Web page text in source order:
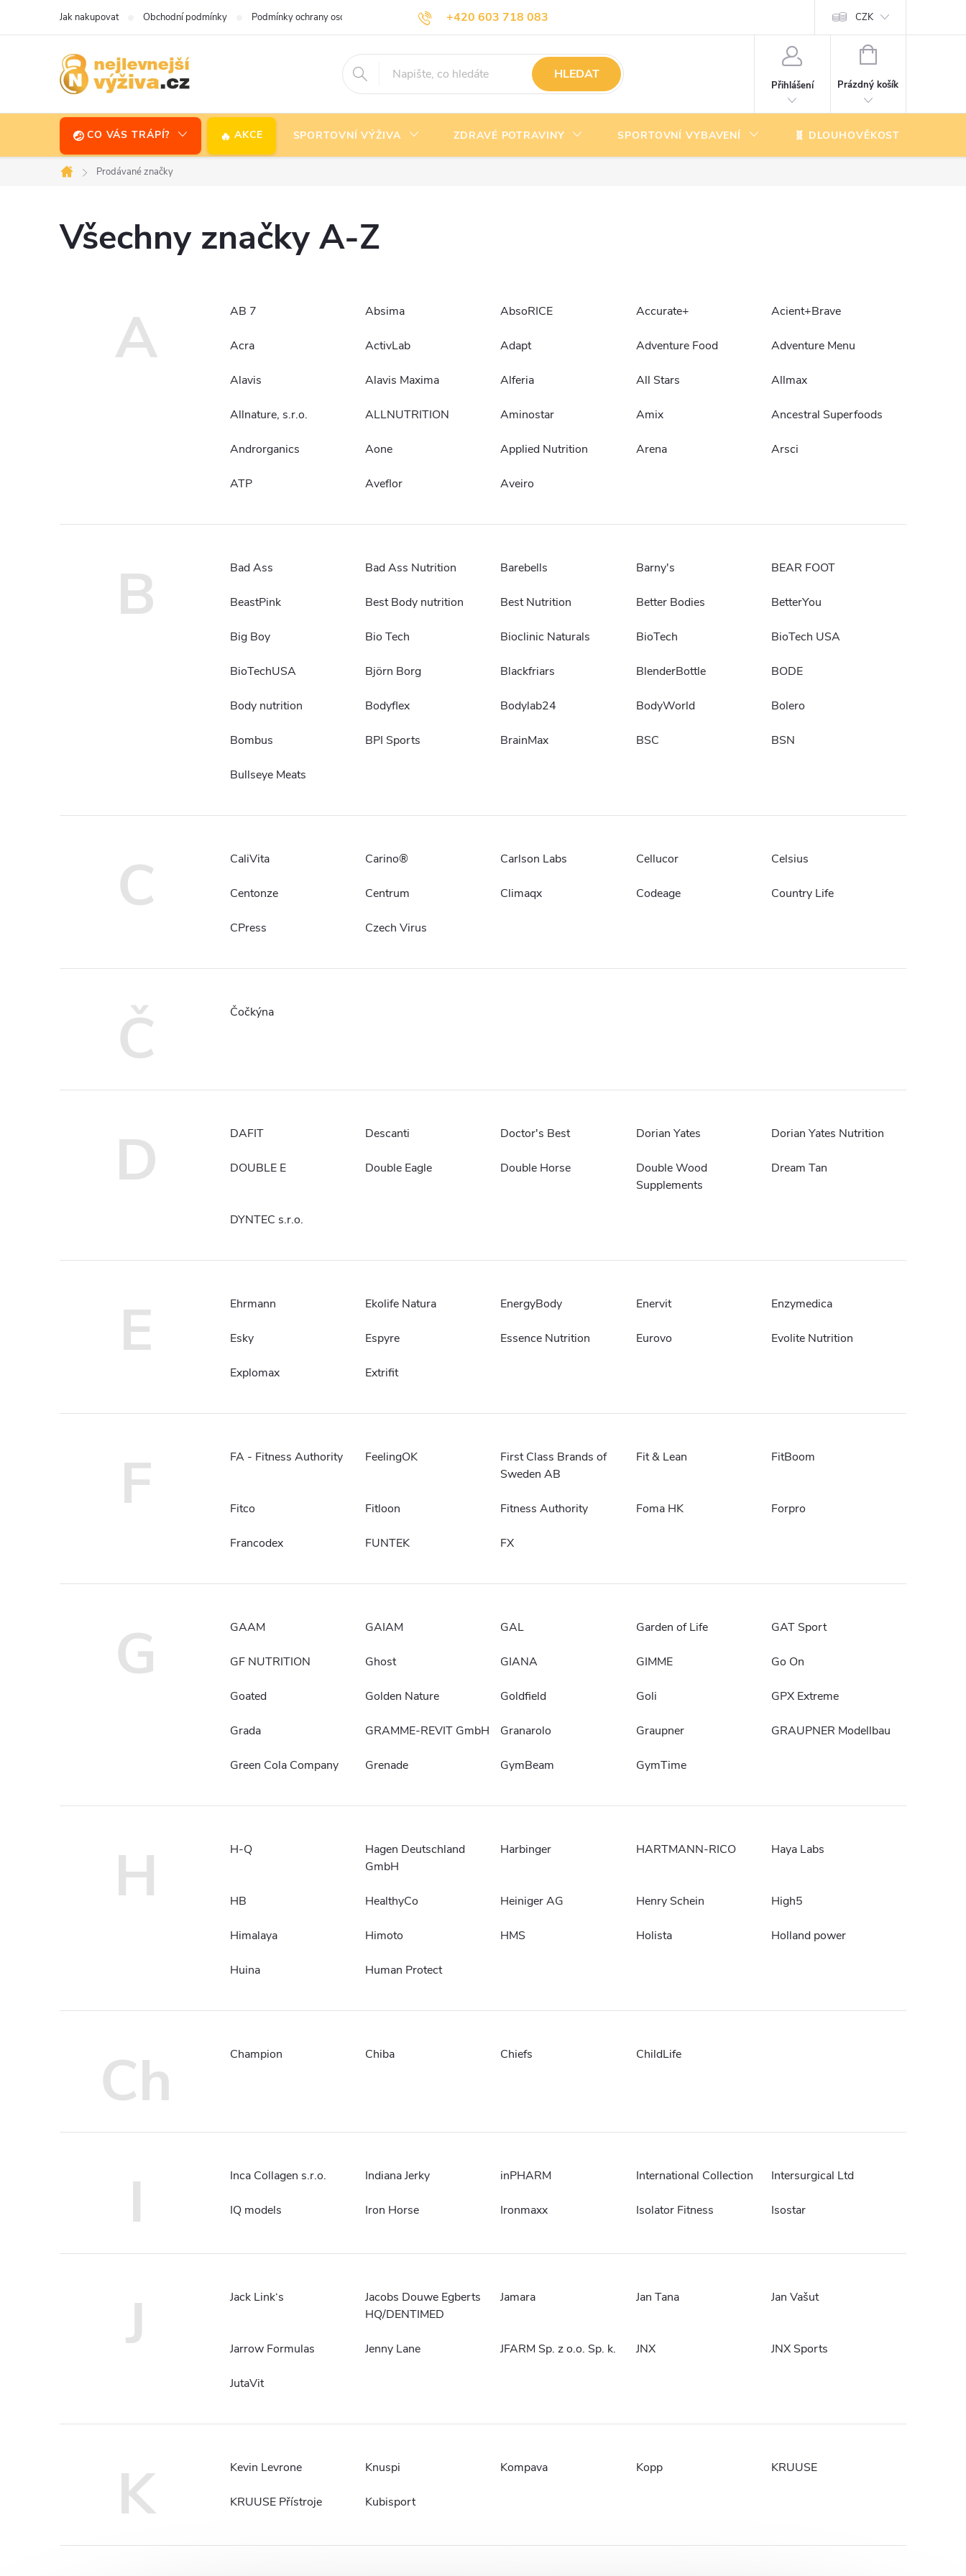
+420 603 718 083
info@nejlevnejsivyziva.cz
Jak nakupovat Obchodní podmínky Podmínky ochrany osobních údajů Doprava a platba Kontakty CZK
HLEDAT
Přihlášení
NÁKUPNÍ
Prázdný košík
CO VÁS TRÁPÍ? AKCE SPORTOVNÍ VÝŽIVA ZDRAVÉ POTRAVINY SPORTOVNÍ VYBAVENÍ 🧬 DLOUHOVĚKOST
Domů
Prodávané značky
Všechny značky A-Z
A AB 7 Absima AbsoRICE Accurate+ Acient+Brave
Acra ActivLab Adapt Adventure Food Adventure Menu
Alavis Alavis Maxima Alferia All Stars Allmax
Allnature, s.r.o. ALLNUTRITION Aminostar Amix Ancestral Superfoods
Androrganics Aone Applied Nutrition Arena Arsci
ATP Aveflor Aveiro
B Bad Ass Bad Ass Nutrition Barebells Barny's BEAR FOOT
BeastPink Best Body nutrition Best Nutrition Better Bodies BetterYou
Big Boy Bio Tech Bioclinic Naturals BioTech BioTech USA
BioTechUSA Björn Borg Blackfriars BlenderBottle BODE
Body nutrition Bodyflex Bodylab24 BodyWorld Bolero
Bombus BPI Sports BrainMax BSC BSN
Bullseye Meats
C CaliVita Carino® Carlson Labs Cellucor Celsius
Centonze Centrum Climaqx Codeage Country Life
CPress Czech Virus
Č Čočkýna
D DAFIT Descanti Doctor's Best Dorian Yates Dorian Yates Nutrition
DOUBLE E Double Eagle Double Horse
Double Wood
Supplements
Dream Tan
DYNTEC s.r.o.
E Ehrmann Ekolife Natura EnergyBody Enervit Enzymedica
Esky Espyre Essence Nutrition Eurovo Evolite Nutrition
Explomax Extrifit
F FA - Fitness Authority FeelingOK
First Class Brands of
Sweden AB
Fit & Lean FitBoom
Fitco Fitloon Fitness Authority Foma HK Forpro
Francodex FUNTEK FX
G GAAM GAIAM GAL Garden of Life GAT Sport
GF NUTRITION Ghost GIANA GIMME Go On
Goated Golden Nature Goldfield Goli GPX Extreme
Grada GRAMME-REVIT GmbH Granarolo Graupner GRAUPNER Modellbau
Green Cola Company Grenade GymBeam GymTime
H H-Q
Hagen Deutschland
GmbH
Harbinger HARTMANN-RICO Haya Labs
HB HealthyCo Heiniger AG Henry Schein High5
Himalaya Himoto HMS Holista Holland power
Huina Human Protect
Ch Champion Chiba Chiefs ChildLife
I Inca Collagen s.r.o. Indiana Jerky inPHARM International Collection Intersurgical Ltd
IQ models Iron Horse Ironmaxx Isolator Fitness Isostar
J Jack Link‘s
Jacobs Douwe Egberts
HQ/DENTIMED
Jamara Jan Tana Jan Vašut
Jarrow Formulas Jenny Lane JFARM Sp. z o.o. Sp. k. JNX JNX Sports
JutaVit
K Kevin Levrone Knuspi Kompava Kopp KRUUSE
KRUUSE Přístroje Kubisport